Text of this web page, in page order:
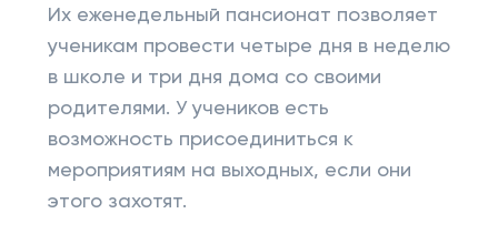
Их еженедельный пансионат позволяет
ученикам провести четыре дня в неделю
в школе и три дня дома со своими
родителями. У учеников есть
возможность присоединиться к
мероприятиям на выходных, если они
этого захотят.